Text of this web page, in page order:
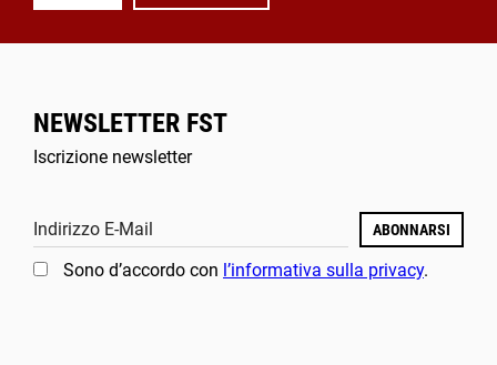
NEWSLETTER FST
Iscrizione newsletter
Indirizzo E-Mail ABONNARSI
Sono d’accordo con l’informativa sulla privacy.